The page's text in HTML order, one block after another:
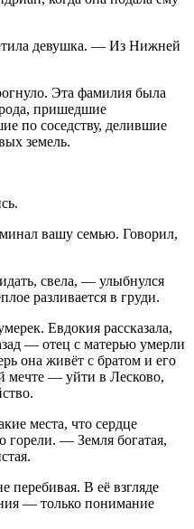
девушка. — Из Нижней
Эта фамилия была
пришедшие
по соседству, делившие
земель.
вашу семью. Говорил,
свела, — улыбнулся
разливается в груди.
Евдокия рассказала,
— отец с матерью умерли
она живёт с братом и его
мечте — уйти в Лесково,
места, что сердце
горели. — Земля богатая,
перебивая. В её взгляде
— только понимание